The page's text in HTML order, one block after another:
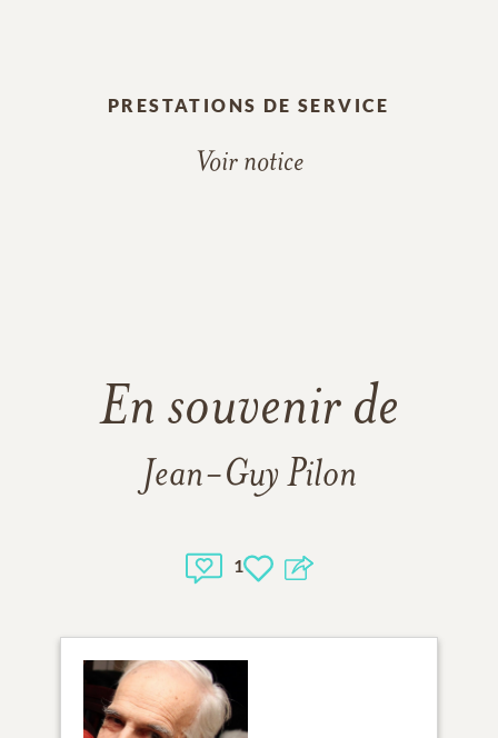
PRESTATIONS DE SERVICE
Voir notice
En souvenir de
Jean-Guy Pilon
1